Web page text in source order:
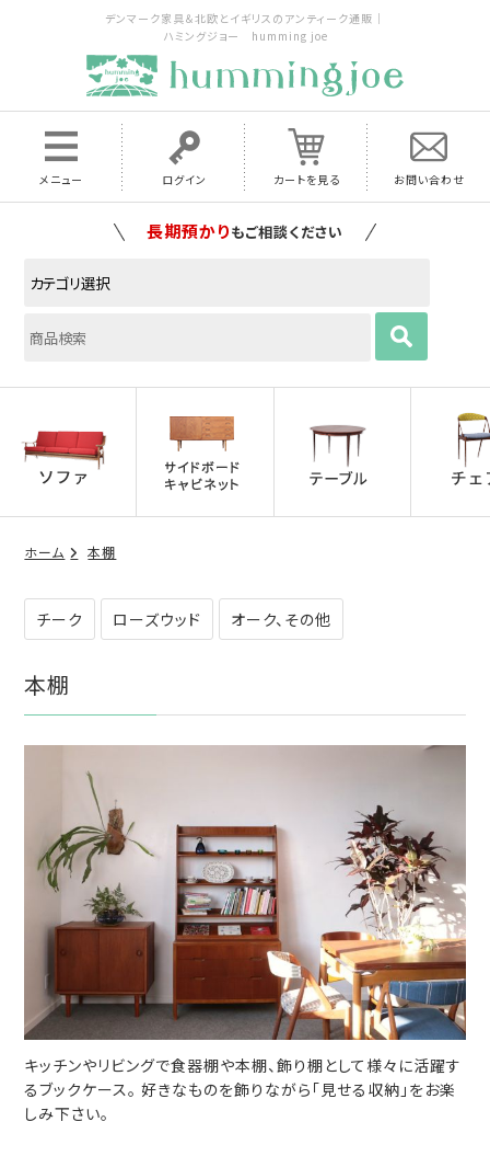
デンマーク家具＆北欧とイギリスのアンティーク通販｜
ハミングジョー humming joe
メニュー ログイン カートを見る お問い合わせ
長期預かりもご相談ください
ホーム 本棚
チーク ローズウッド オーク、その他
本棚
キッチンやリビングで食器棚や本棚、飾り棚として様々に活躍す
るブックケース。 好きなものを飾りながら「見せる収納」をお楽
しみ下さい。